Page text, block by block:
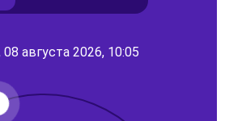
августа 2026, 10:05